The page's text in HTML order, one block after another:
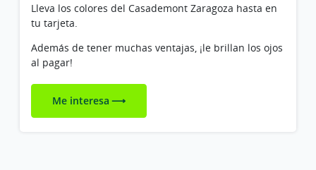
Lleva los colores del Casademont Zaragoza hasta en
tu tarjeta.
Además de tener muchas ventajas, ¡le brillan los ojos
al pagar!
Me interesa